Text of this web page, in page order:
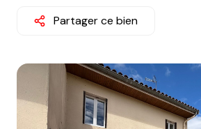
Contact
Partager ce bien